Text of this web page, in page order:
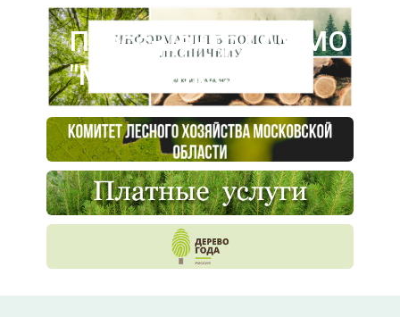
Пресс-центр ГАУ МО
"Мособллес"